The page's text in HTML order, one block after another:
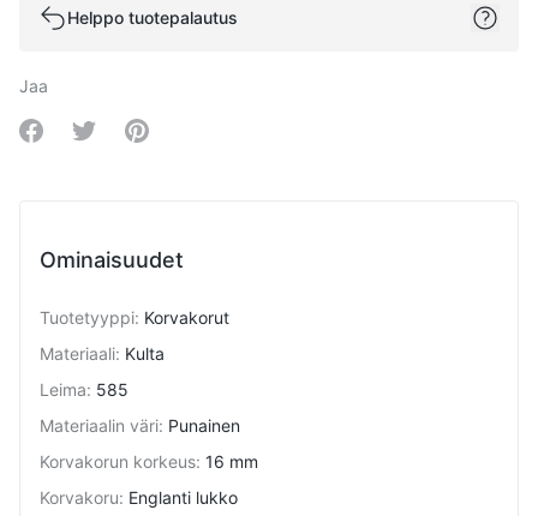
Helppo tuotepalautus
Jaa
Share on Facebook
Share on Twitter
Share on Pinterest
Ominaisuudet
Tuotetyyppi: Korvakorut
Materiaali: Kulta
Leima: 585
Materiaalin väri: Punainen
Korvakorun korkeus: 16 mm
Korvakoru: Englanti lukko